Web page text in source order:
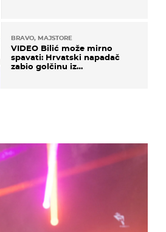
BRAVO, MAJSTORE
VIDEO Bilić može mirno
spavati: Hrvatski napadač
zabio golčinu iz